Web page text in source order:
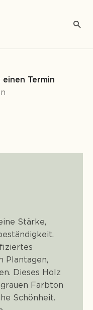
Termin
Stärke,
Plantagen,
Dieses Holz
Farbton
Schönheit.